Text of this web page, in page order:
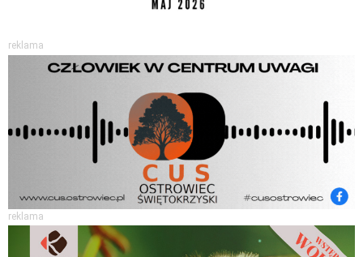
reklama
reklama